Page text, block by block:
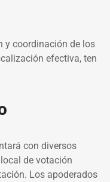
y coordinación de los
efectiva, ten
con diversos
de votación
Los apoderados